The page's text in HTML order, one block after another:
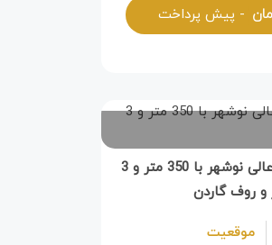
- پیش پرداخت
ویلای لاکچری در منطقه عالی نوشهر با 350 متر و 3
روف گاردن
موقعیت